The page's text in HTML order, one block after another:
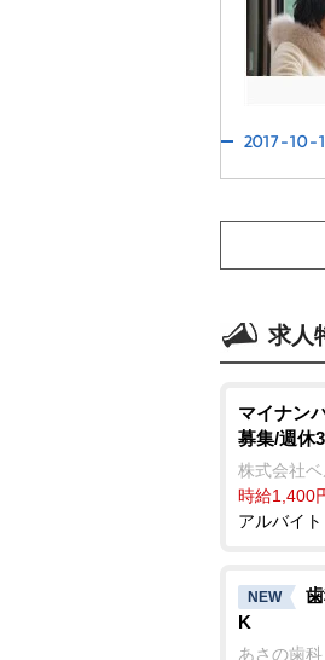
2017-10-
求人
マイナン
募集/週休
株式会社
時給1,400
アルバイ
NEW
K
あさの歯科